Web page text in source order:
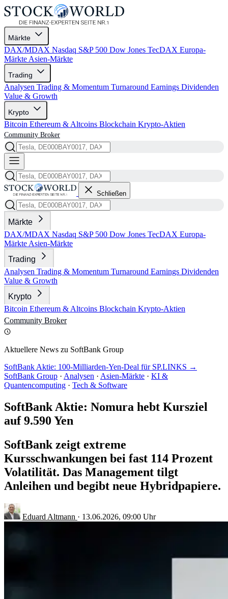
Märkte
DAX/MDAX Nasdaq S&P 500 Dow Jones TecDAX Europa-
Märkte Asien-Märkte
Trading
Analysen Trading & Momentum Turnaround Earnings Dividenden
Value & Growth
Krypto
Bitcoin Ethereum & Altcoins Blockchain Krypto-Aktien
Community Broker
Schließen
Märkte
DAX/MDAX Nasdaq S&P 500 Dow Jones TecDAX Europa-
Märkte Asien-Märkte
Trading
Analysen Trading & Momentum Turnaround Earnings Dividenden
Value & Growth
Krypto
Bitcoin Ethereum & Altcoins Blockchain Krypto-Aktien
Community Broker
Aktuellere News zu SoftBank Group
SoftBank Aktie: 100-Milliarden-Yen-Deal für SP.LINKS →
SoftBank Group · Analysen · Asien-Märkte · KI &
Quantencomputing · Tech & Software
SoftBank Aktie: Nomura hebt Kursziel
auf 9.590 Yen
SoftBank zeigt extreme
Kursschwankungen bei fast 114 Prozent
Volatilität. Das Management tilgt
Anleihen und begibt neue Hybridpapiere.
Eduard Altmann · 13.06.2026, 09:00 Uhr